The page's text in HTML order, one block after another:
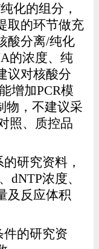
纯化的组分，
取的环节做充
酸分离/纯化
的浓度、纯
议对核酸分
增加PCR模
物，不建议采
照、质控品
研究资料，
dNTP浓度、
及反应体积
件的研究资